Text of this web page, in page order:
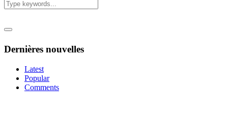
Dernières nouvelles
Latest
Popular
Comments